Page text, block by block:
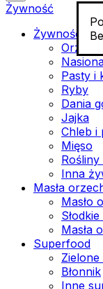
Żywność
Żywność
Orzechy
Pasty i
Ryby
Dania
Jajka
Chleb i
Mięso
Inna
Masła
Masło
Masła
Superfood
Błonnik
Inne